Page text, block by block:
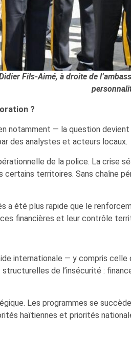
Fils-Aimé, à droite de
?
notamment — la question
des analystes et acteurs locaux.
de la police. La
certains territoires. Sans chaîne
a été plus rapide que le
financières et leur contrôle
internationale — y compris
de l’insécurité :
Les programmes se
haïtiennes et priorités